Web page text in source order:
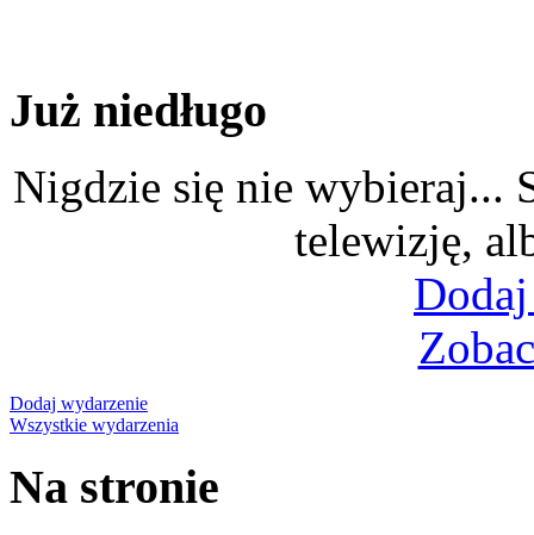
Już niedługo
Nigdzie się nie wybieraj...
telewizję,
Dodaj wydarzenie
Wszystkie wydarzenia
Na stronie